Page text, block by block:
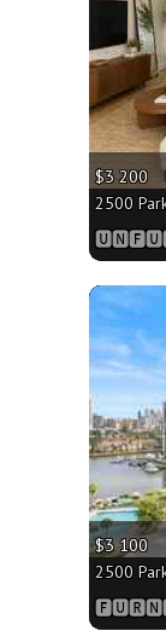
$3 200
2500
$3 100
2500
More